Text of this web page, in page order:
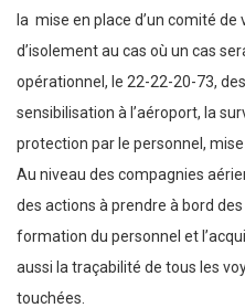
la mise en place d’un comité de
d’isolement au cas où un cas
opérationnel, le 22-22-20-73,
sensibilisation à l’aéroport, la
protection par le personnel,
Au niveau des compagnies
des actions à prendre à bord
formation du personnel et
aussi la traçabilité de tous les
touchées.